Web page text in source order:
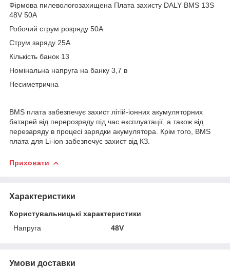
Фірмова пилевологозахищена Плата захисту DALY BMS 13S
48V 50A
Робочий струм розряду 50А
Струм заряду 25А
Кількість банок 13
Номінальна напруга на банку 3,7 в
Несиметрична
BMS плата забезпечує захист літій-іонних акумуляторних
батарей від перерозряду під час експлуатації, а також від
перезаряду в процесі зарядки акумулятора. Крім того, BMS
плата для Li-ion забезпечує захист від КЗ.
Приховати
Характеристики
Користувальницькі характеристики
Напруга
48V
Умови доставки